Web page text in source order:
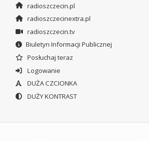
radioszczecin.pl
radioszczecinextra.pl
radioszczecin.tv
Biuletyn Informacji Publicznej
Posłuchaj teraz
Logowanie
DUŻA CZCIONKA
DUŻY KONTRAST